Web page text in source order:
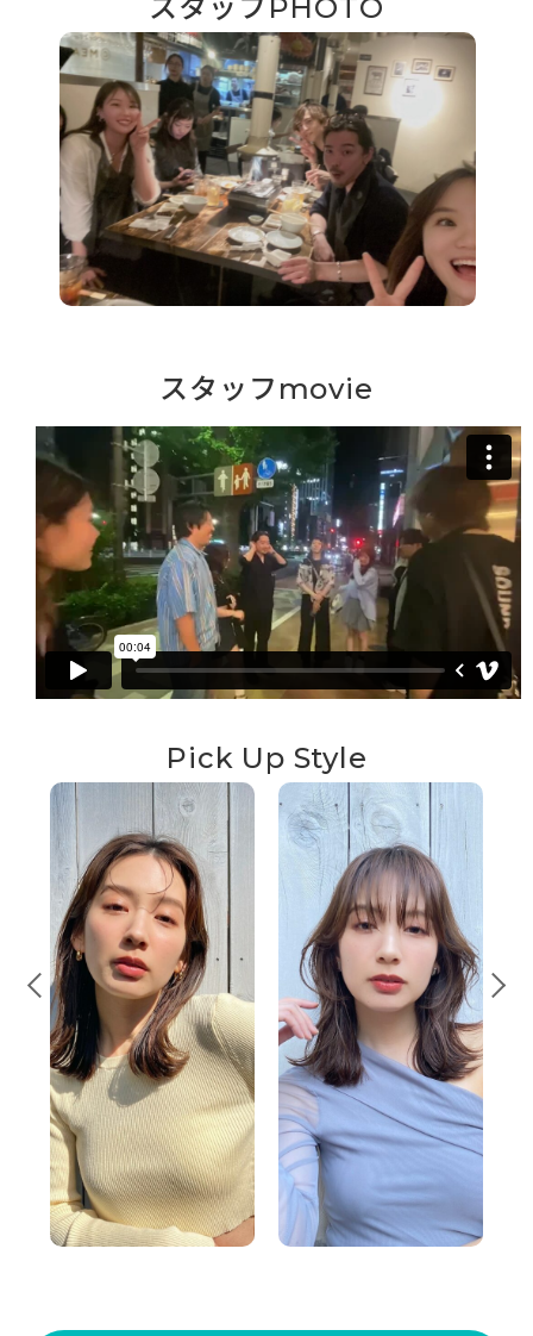
スタッフPHOTO
スタッフmovie
Pick Up Style